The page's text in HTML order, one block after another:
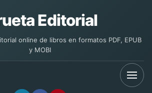
Editorial
online de libros en formatos PDF, EPUB
y MOBI